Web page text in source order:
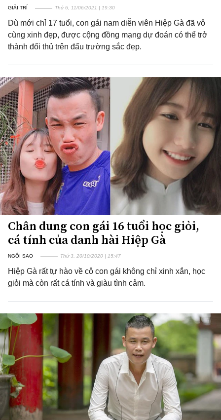
GIẢI TRÍ Thứ 6, 11/06/2021 | 19:30
Dù mới chỉ 17 tuổi, con gái nam diễn viên Hiệp Gà đã vô
cùng xinh đẹp, được cộng đồng mạng dự đoán có thể trở
thành đối thủ trên đấu trường sắc đẹp.
Chân dung con gái 16 tuổi học giỏi,
cá tính của danh hài Hiệp Gà
NGÔI SAO Thứ 3, 20/10/2020 | 15:47
Hiệp Gà rất tự hào về cô con gái không chỉ xinh xắn, học
giỏi mà còn rất cá tính và giàu tình cảm.